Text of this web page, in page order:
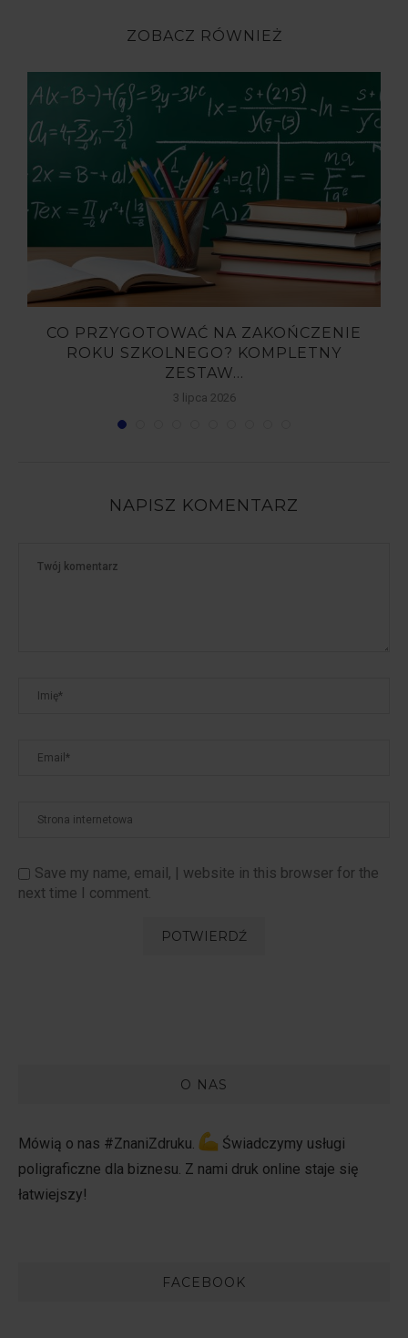
ZOBACZ RÓWNIEŻ
CO PRZYGOTOWAĆ NA ZAKOŃCZENIE
ROKU SZKOLNEGO? KOMPLETNY
ZESTAW...
3 lipca 2026
NAPISZ KOMENTARZ
Save my name, email, | website in this browser for the
next time I comment.
O NAS
Mówią o nas #ZnaniZdruku.
Świadczymy usługi
poligraficzne dla biznesu. Z nami druk online staje się
łatwiejszy!
FACEBOOK